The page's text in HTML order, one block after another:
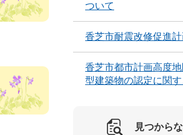
ついて
香芝市耐震改修促進
香芝市都市計画高度
型建築物の認定に関
見つから